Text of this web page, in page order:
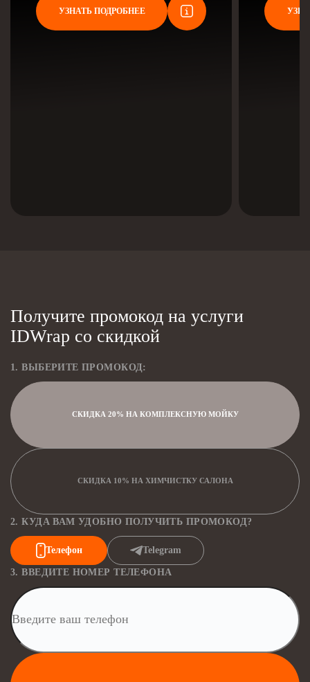
УЗНАТЬ ПОДРОБНЕЕ
Получите промокод на услуги
IDWrap со скидкой
1. ВЫБЕРИТЕ ПРОМОКОД:
СКИДКА 20% НА КОМПЛЕКСНУЮ МОЙКУ
СКИДКА 10% НА ХИМЧИСТКУ САЛОНА
2. КУДА ВАМ УДОБНО ПОЛУЧИТЬ ПРОМОКОД?
Телефон Telegram
3. ВВЕДИТЕ НОМЕР ТЕЛЕФОНА